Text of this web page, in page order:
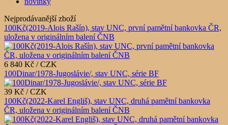
Nejprodávanější zboží
100Kč(2019-Alois Rašín), stav UNC, první pamětní bankovka ČR,
uložena v originálním balení ČNB
6 840 Kč / CZK
100Dinar/1978-Jugoslávie/, stav UNC, série BF
39 Kč / CZK
100Kč(2022-Karel Engliš), stav UNC, druhá pamětní bankovka
ČR, uložena v originálním balení ČNB